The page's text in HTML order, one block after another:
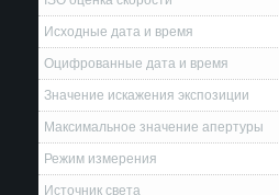
Исходные дата и время
Оцифрованные дата и время
Значение искажения экспозиции
Максимальное значение апертуры
Режим измерения
Источник света